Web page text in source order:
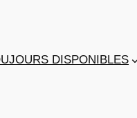
DISPONIBLES